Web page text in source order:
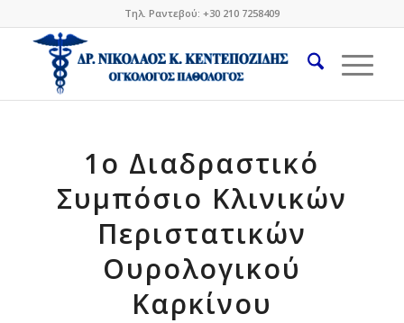
Τηλ. Ραντεβού: +30 210 7258409
1o Διαδραστικό
Συμπόσιο Kλινικών
Περιστατικών
Ουρολογικού
Καρκίνου